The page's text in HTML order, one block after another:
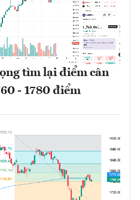
tìm lại điểm cân
- 1780 điểm